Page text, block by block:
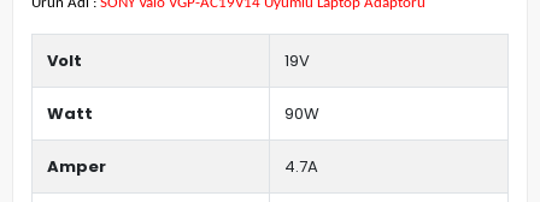
Ürün Adı : SONY Vaio VGP-AC19V14 Uyumlu Laptop Adaptörü
Volt 19V
Watt 90W
Amper 4.7A